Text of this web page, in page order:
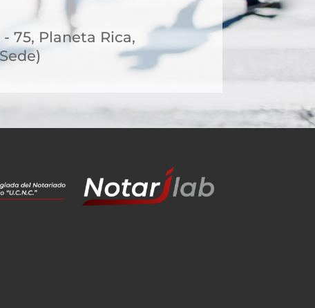
- 75, Planeta Rica,